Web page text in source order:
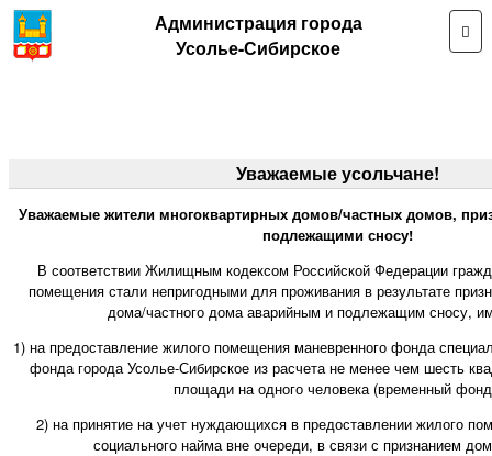
Администрация города
Усолье-Сибирское
Уважаемые усольчане!
Уважаемые жители многоквартирных домов/частных домов,
подлежащими сносу!
В соответствии Жилищным кодексом Российской Федерации
помещения стали непригодными для проживания в результате
дома/частного дома аварийным и подлежащим сносу,
1) на предоставление жилого помещения маневренного фонда
фонда города Усолье-Сибирское из расчета не менее чем шесть
площади на одного человека (временный
2) на принятие на учет нуждающихся в предоставлении жилого
социального найма вне очереди, в связи с признанием